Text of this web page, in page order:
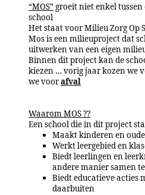
“MOS” groeit niet enkel
school
Het staat voor Milieu Zorg Op
Mos is een milieuproject dat
uitwerken van een eigen
Binnen dit project kan de
kiezen … vorig jaar kozen we
we voorafval
Waarom MOS ??
Een school die in dit project
Maakt kinderen en
Werkt leergebied en
Biedt leerlingen en
andere manier samen
Biedt educatieve acties
daarbuiten